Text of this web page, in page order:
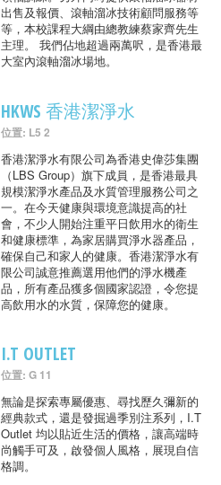
出售及報價、滾軸溜冰技術顧問服務等
等，本校課程大綱由總教練蔡家齊先生
主理。 我們佔地超過兩萬呎，是香港最
大室內滾軸溜冰場地。
HKWS 香港潔淨水
位置: L5 2
香港潔淨水有限公司為香港史偉莎集團
（LBS Group）旗下成員，是香港最具
規模潔淨水產品及水質管理服務公司之
一。在今天健康與環境意識提高的社
會，不少人開始注重平日飲用水的衛生
和健康標準，為家居購買淨水器產品，
確保自己和家人的健康。香港潔淨水有
限公司誠意推薦選用他們的淨水機產
品，所有產品獲多個國家認證，令您提
高飲用水的水質，保障您的健康。
I.T OUTLET
位置: G 11
無論是探索專屬優惠、尋找歷久彌新的
經典款式，還是發掘過季別注系列，I.T
Outlet 均以貼近生活的價格，讓高端時
尚觸手可及，啟發個人風格，展現自信
格調。